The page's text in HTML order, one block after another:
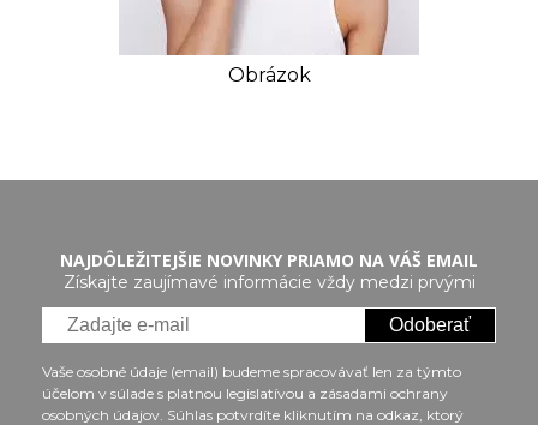
Obrázok
NAJDÔLEŽITEJŠIE NOVINKY PRIAMO NA VÁŠ EMAIL
Získajte zaujímavé informácie vždy medzi prvými
Odoberať
Vaše osobné údaje (email) budeme spracovávať len za týmto
účelom v súlade s platnou legislatívou a zásadami ochrany
osobných údajov. Súhlas potvrdíte kliknutím na odkaz, ktorý